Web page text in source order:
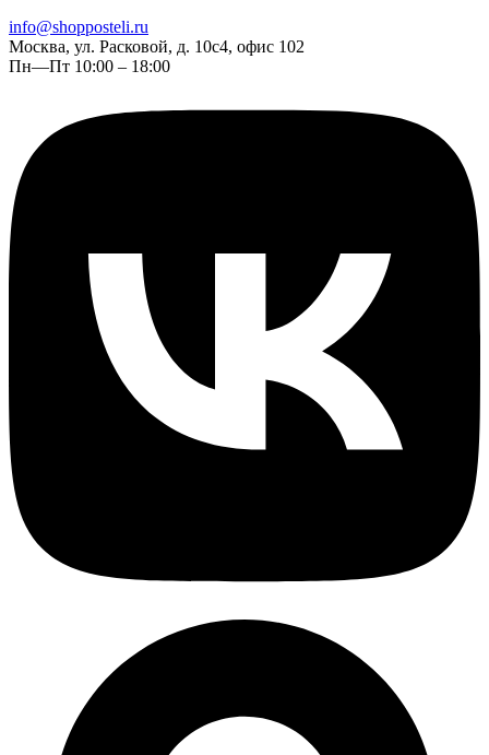
info@shopposteli.ru
Москва, ул. Расковой, д. 10с4, офис 102
Пн—Пт 10:00 – 18:00